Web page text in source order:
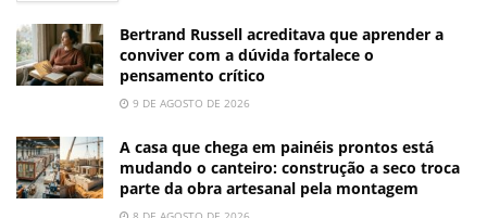
Bertrand Russell acreditava que aprender a
conviver com a dúvida fortalece o
pensamento crítico
9 DE AGOSTO DE 2026
A casa que chega em painéis prontos está
mudando o canteiro: construção a seco troca
parte da obra artesanal pela montagem